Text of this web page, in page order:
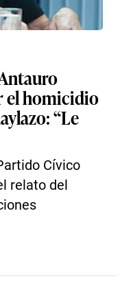
el homicidio
“Le
Cívico
relato del